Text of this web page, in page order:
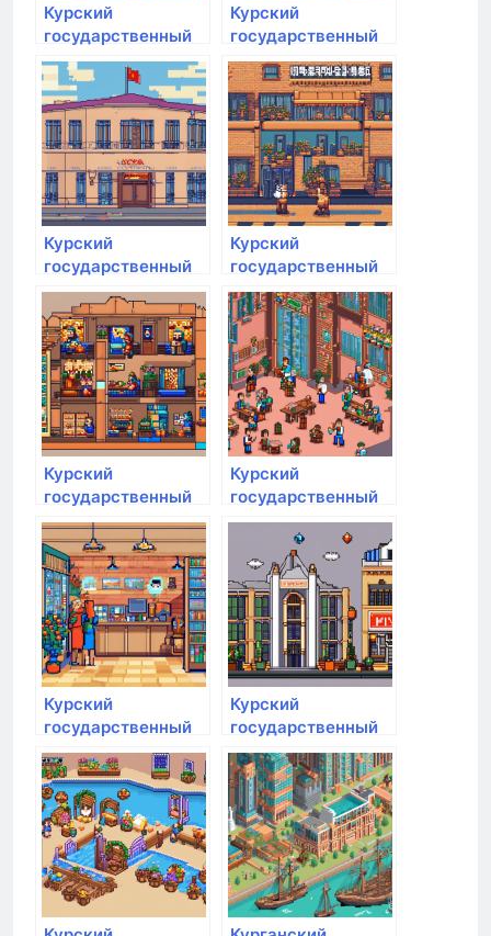
Курский
государственный
аграрный
университет им.
И.И. Иванова
Курский
государственный
аграрный
университет им.
И.И. Иванова
Курский
государственный
аграрный
университет им.
И.И. Иванова
Курский
государственный
аграрный
университет им.
И.И. Иванова
Курский
государственный
аграрный
университет им.
И.И. Иванова
Курский
государственный
аграрный
университет им.
И.И. Иванова
Курский
государственный
аграрный
университет им.
И.И. Иванова
Курский
государственный
аграрный
университет им.
И.И. Иванова